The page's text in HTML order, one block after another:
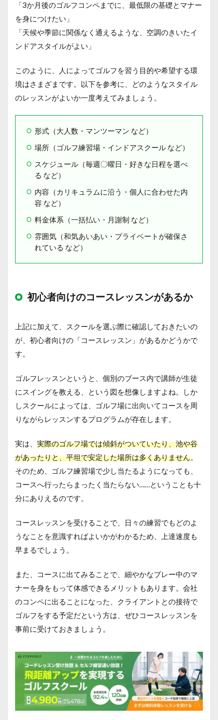
「3か月後のゴルフコンペまでに、最低限の基礎とマナー
を身につけたい」
「天候や季節に関係なく通えるような、空調のきいたイ
ンドアスタイルがよい」
このように、人によってゴルフを習う目的や希望する環
境はさまざまです。以下を参考に、どのようなスタイル
のレッスンがよいか一度考えてみましょう。
形式（大人数・マンツーマン など）
場所（ゴルフ練習場・インドアスクール など）
スケジュール（毎週〇曜日・好きな日程を選べ
る など）
内容（カリキュラムに沿う・個人に合わせた内
容 など）
料金体系（一括払い・月謝制 など）
雰囲気（和気あいあい・プライベートが確保さ
れている など）
初心者向けのコースレッスンがあるか
上記に加えて、スクールを選ぶ際に確認しておきたいの
が、初心者向けの「コースレッスン」があるかどうかで
す。
ゴルフレッスンというと、個別のブース内で講師が生徒
にスイングを教える、という図を想像しますよね。しか
しスクールによっては、ゴルフ場に出向いてコースを周
りながらレッスンするプログラムが存在します。
実は、 実際のゴルフ場では傾斜がついていたり、池や谷
があったりと、平坦で安定した場所は多くありません。
そのため、ゴルフ練習場で少し当たるようになっても、
コースへ行ったらまったく当たらない……ということも十
分にありえるのです。
コースレッスンを受けることで、日々の練習でもどのよ
うなことを意識すればよいかがわかるため、上達速度も
早まるでしょう。
また、コースに出てみることで、細やかなプレー中のマ
ナーを身をもって体感できるメリットもあります。会社
のコンペに出ることになった、クライアントとの接待で
ゴルフをする予定だという方は、ぜひコースレッスンを
事前に受けておきましょう。